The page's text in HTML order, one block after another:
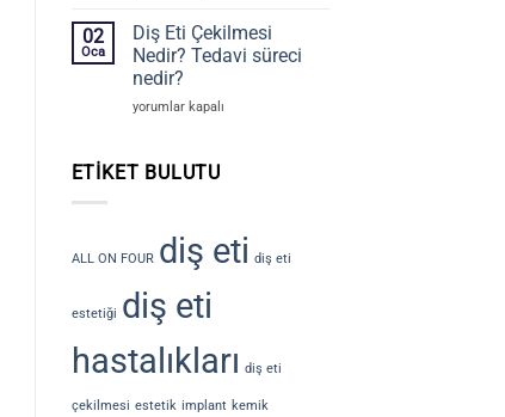
FOUR
PROTEZLER
NEDİR?
için
02
Oca
Diş Eti Çekilmesi
Nedir? Tedavi süreci
nedir?
Diş
Nedir?
yorumlar kapalı
ETIKET BULUTU
ALL ON FOUR diş eti diş eti
estetiği diş eti
hastalıkları diş eti
çekilmesi estetik implant kemik